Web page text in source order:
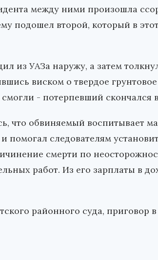
между ними произошла
подошел второй, который в
из УАЗа наружу, а затем
виском о твердое
- потерпевший скончался
что обвиняемый воспитывает
помогал следователям
смерти по
работ. Из его зарплаты в
районного суда, приговор